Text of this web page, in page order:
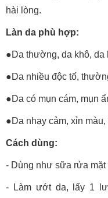
hài lòng.
Làn da phù hợp:
●Da thường, da khô, da
●Da nhiều độc tố,
●Da có mụn cám, mụn
●Da nhạy cảm, xỉn
Cách dùng:
- Dùng như sữa rửa
- Làm ướt da, lấy 1